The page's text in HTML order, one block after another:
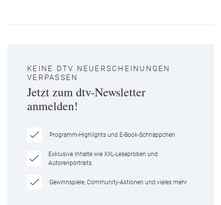
KEINE DTV NEUERSCHEINUNGEN
VERPASSEN
Jetzt zum dtv-Newsletter
anmelden!
Programm-Highlights und E-Book-Schnäppchen
Exklusive Inhalte wie XXL-Leseproben und
Autorenportraits
Gewinnspiele, Community-Aktionen und vieles mehr